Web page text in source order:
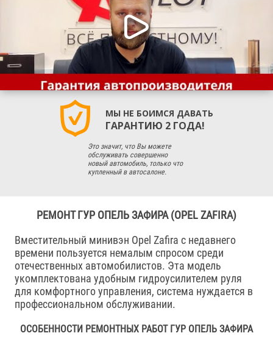
МЫ НЕ БОИМСЯ ДАВАТЬ
ГАРАНТИЮ 2 ГОДА!
Это значит, что Вы можете
обслуживать совершенно
новый автомобиль, только что
купленный в автосалоне.
РЕМОНТ ГУР ОПЕЛЬ ЗАФИРА (OPEL ZAFIRA)
Вместительный минивэн Opel Zafira с недавнего
времени пользуется немалым спросом среди
отечественных автомобилистов. Эта модель
укомплектована удобным гидроусилителем руля
для комфортного управления, система нуждается в
профессиональном обслуживании.
ОСОБЕННОСТИ РЕМОНТНЫХ РАБОТ ГУР ОПЕЛЬ ЗАФИРА